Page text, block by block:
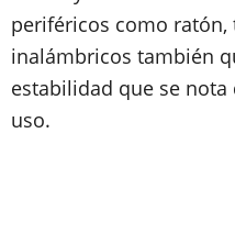
periféricos como
inalámbricos también
estabilidad que se
uso.